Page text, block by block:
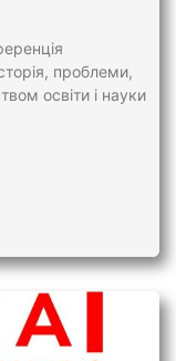
проблеми,
освіти і науки